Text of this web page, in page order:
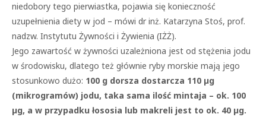
niedobory tego pierwiastka, pojawia się konieczność
uzupełnienia diety w jod – mówi dr inż. Katarzyna Stoś, prof.
nadzw. Instytutu Żywności i Żywienia (IŻŻ).
Jego zawartość w żywności uzależniona jest od stężenia jodu
w środowisku, dlatego też głównie ryby morskie mają jego
stosunkowo dużo: 100 g dorsza dostarcza 110 µg
(mikrogramów) jodu, taka sama ilość mintaja – ok. 100
µg, a w przypadku łososia lub makreli jest to ok. 40 µg.